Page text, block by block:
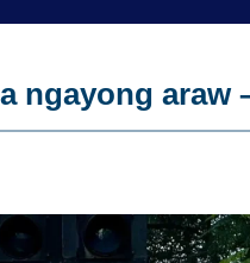
ngayong araw